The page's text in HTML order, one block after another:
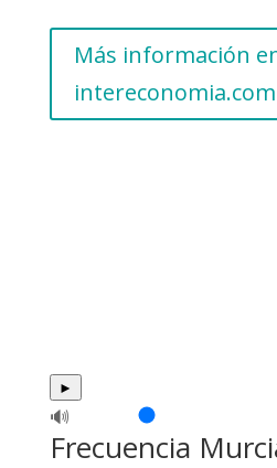
Más información
intereconomia.com
►
🔊
Frecuencia